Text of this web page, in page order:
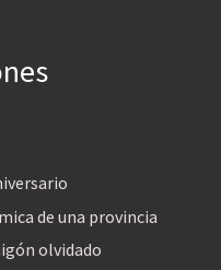
de una provincia
olvidado